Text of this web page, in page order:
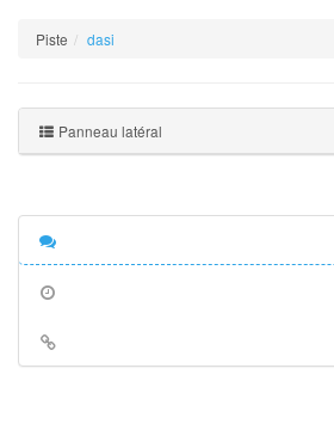
Piste dasi
Panneau latéral
de